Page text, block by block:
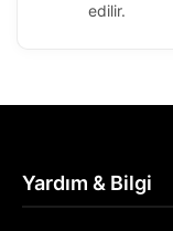
edilir.
Yardım & Bilgi